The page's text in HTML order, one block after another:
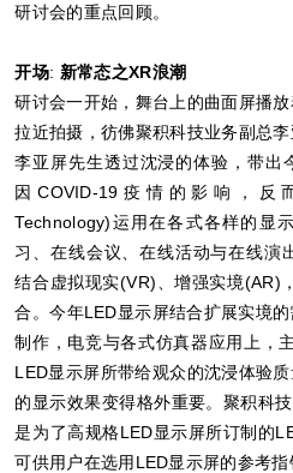
研讨会的重点回顾。
开场: 新常态之XR浪潮
研讨会一开始，舞台上的曲面屏播
拉近拍摄，彷佛聚积科技业务副总
李亚屏先生透过沈浸的体验，带出
因COVID-19疫情的影响，反
Technology)运用在各式各样的显
习、在线会议、在线活动与在线演
结合虚拟现实(VR)、增强实境(AR)
合。今年LED显示屏结合扩展实境
制作，电竞与各式仿真器应用上，
LED显示屏所带给观众的沈浸体验
的显示效果变得格外重要。聚积科
是为了高规格LED显示屏所订制的
可供用户在选用LED显示屏的参考指